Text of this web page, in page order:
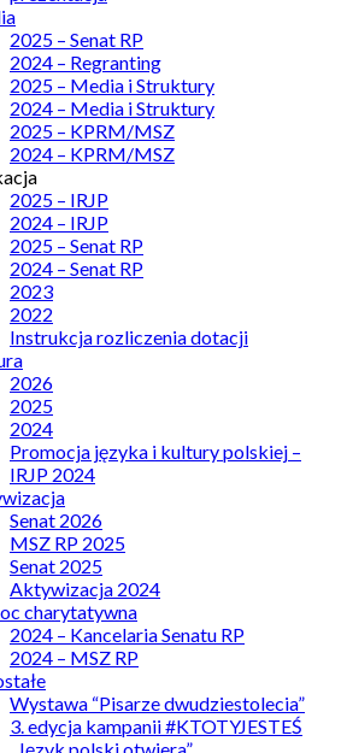
2025 – Senat RP
2024 – Regranting
2025 – Media i Struktury
2024 – Media i Struktury
2025 – KPRM/MSZ
2024 – KPRM/MSZ
2025 – IRJP
2024 – IRJP
2025 – Senat RP
2024 – Senat RP
2023
2022
Instrukcja rozliczenia dotacji
2026
2025
2024
Promocja języka i kultury polskiej –
IRJP 2024
Senat 2026
MSZ RP 2025
Senat 2025
Aktywizacja 2024
charytatywna
2024 – Kancelaria Senatu RP
2024 – MSZ RP
Wystawa “Pisarze dwudziestolecia”
3. edycja kampanii #KTOTYJESTEŚ